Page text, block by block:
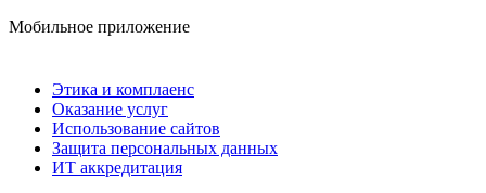
Мобильное приложение
Этика и комплаенс
Оказание услуг
Использование сайтов
Защита персональных данных
ИТ аккредитация